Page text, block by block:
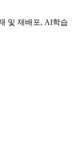
및 재배포, AI학습